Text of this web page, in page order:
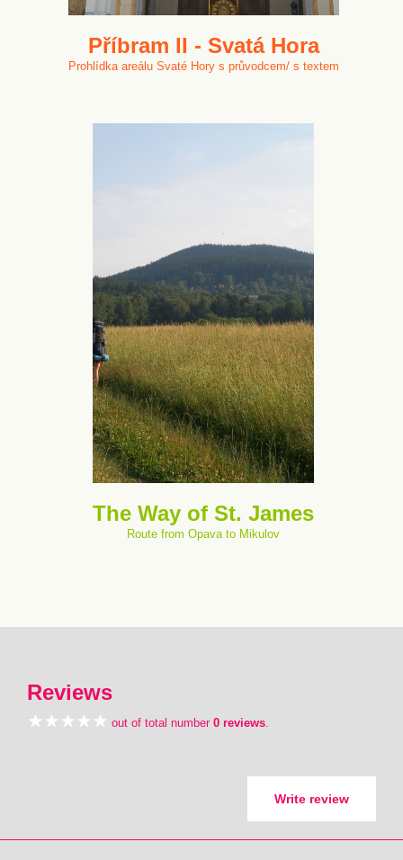
Příbram II - Svatá Hora
Prohlídka areálu Svaté Hory s průvodcem/ s textem
The Way of St. James
Route from Opava to Mikulov
Reviews
out of total number 0 reviews.
Write review